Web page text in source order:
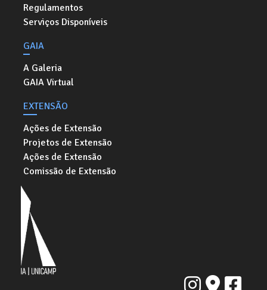
Regulamentos
Serviços Disponíveis
GAIA
A Galeria
GAIA Virtual
EXTENSÃO
Ações de Extensão
Projetos de Extensão
Ações de Extensão
Comissão de Extensão